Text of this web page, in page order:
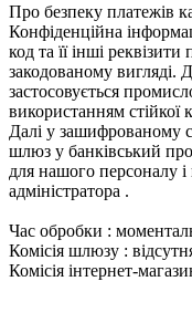
Про безпеку платежів
Конфіденційна
код та її інші
закодованому вигляді.
застосовується
використанням стійкої
Далі у зашифрованому
шлюз у банківський
для нашого персоналу і
адміністратора .
Час обробки :
Комісія шлюзу :
Комісія інтернет-